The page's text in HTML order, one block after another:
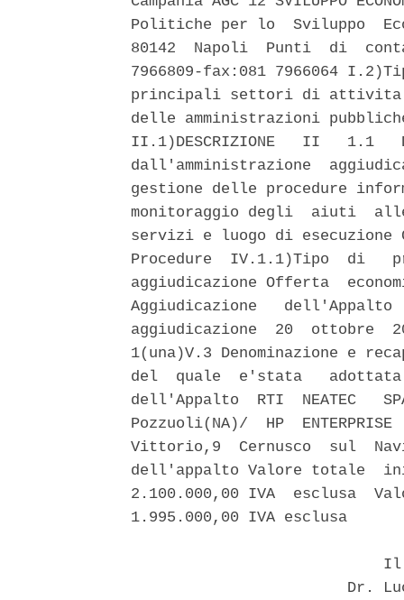
Politiche per lo  Sviluppo
80142  Napoli  Punti  di
7966809-fax:081 7966064
principali settori di
delle amministrazioni
II.1)DESCRIZIONE   II   1.1
dall'amministrazione
gestione delle procedure
monitoraggio degli  aiuti
servizi e luogo di esecuzione
Procedure  IV.1.1)Tipo  di
aggiudicazione Offerta
Aggiudicazione
aggiudicazione  20  ottobre
1(una)V.3 Denominazione e
del  quale  e'stata
dell'Appalto  RTI  NEATEC
Pozzuoli(NA)/  HP
Vittorio,9  Cernusco  sul
dell'appalto Valore totale
2.100.000,00 IVA  esclusa
1.995.000,00 IVA esclusa
Dr.